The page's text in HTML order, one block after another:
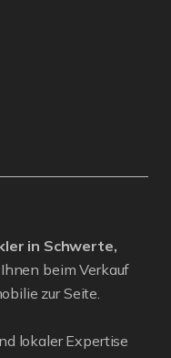
in Schwerte,
beim Verkauf
zur Seite.
lokaler Expertise